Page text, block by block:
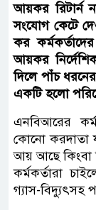
আয়কর রিটার্ন
সংযোগ কেটে
কর
আয়কর
দিলে পাঁচ
একটি হলো
এনবিআরের
কোনো করদাতা
আয় আছে কিংবা
কর্মকর্তারা
গ্যাস-বিদ্যুৎসহ